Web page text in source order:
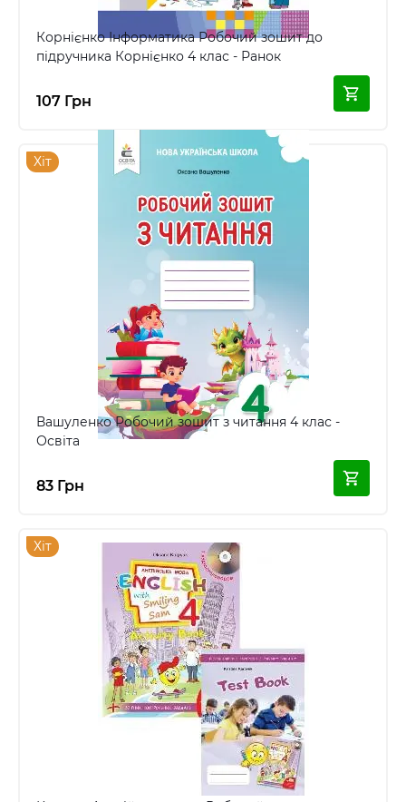
Корнієнко Інформатика Робочий зошит до
підручника Корнієнко 4 клас - Ранок
107 Грн
Хіт
Вашуленко Робочий зошит з читання 4 клас -
Освіта
83 Грн
Хіт